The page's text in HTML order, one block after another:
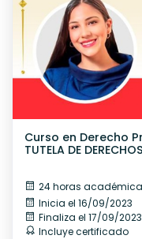
Curso en Derecho
TUTELA DE
24 horas
Inicia el 16/09/2023
Finaliza el 17/09/2023
Incluye certificado